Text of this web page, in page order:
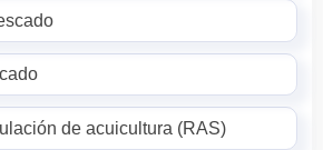
de acuicultura (RAS)